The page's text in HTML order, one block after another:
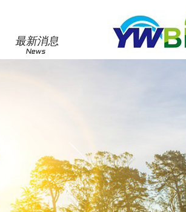
最新消息
News